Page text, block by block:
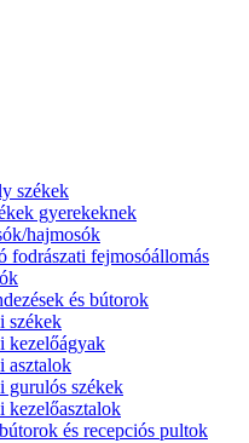
székek
gyerekeknek
hajmosók
fodrászati fejmosóállomás
és bútorok
székek
kezelőágyak
asztalok
gurulós székek
kezelőasztalok
és recepciós pultok